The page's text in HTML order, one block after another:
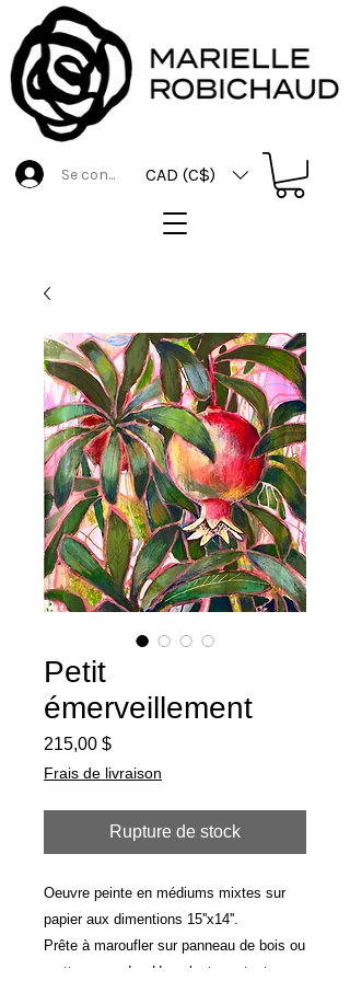
CAD (C$)
Se connecter
Petit
émerveillement
215,00 $Prix
Frais de livraison
Rupture de stock
Oeuvre peinte en médiums mixtes sur
papier aux dimentions 15''x14''.
Prête à maroufler sur panneau de bois ou
mettre en cadre. Une plante portant ses